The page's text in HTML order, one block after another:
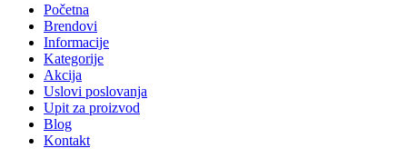
Početna
Brendovi
Informacije
Kategorije
Akcija
Uslovi poslovanja
Upit za proizvod
Blog
Kontakt